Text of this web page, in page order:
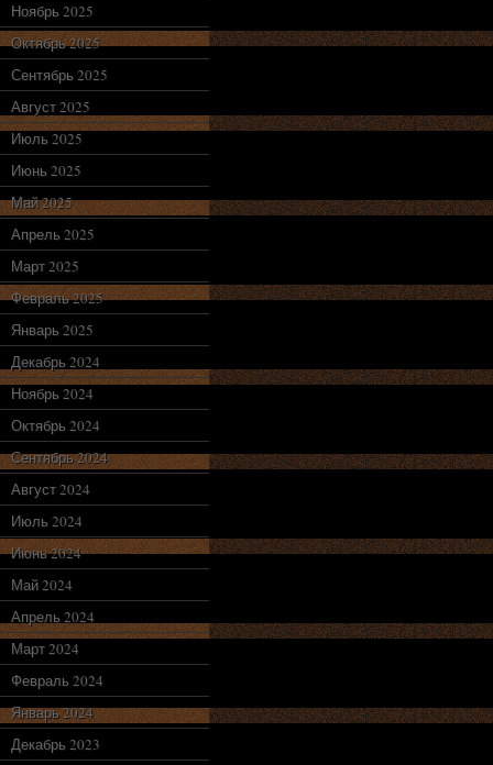
Ноябрь 2025
Октябрь 2025
Сентябрь 2025
Август 2025
Июль 2025
Июнь 2025
Май 2025
Апрель 2025
Март 2025
Февраль 2025
Январь 2025
Декабрь 2024
Ноябрь 2024
Октябрь 2024
Сентябрь 2024
Август 2024
Июль 2024
Июнь 2024
Май 2024
Апрель 2024
Март 2024
Февраль 2024
Январь 2024
Декабрь 2023